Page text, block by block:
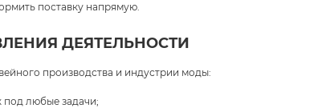
поставку напрямую.
ДЕЯТЕЛЬНОСТИ
производства и индустрии моды:
под любые задачи;